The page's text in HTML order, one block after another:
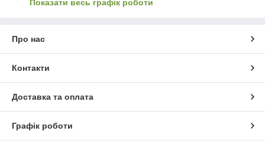
Показати весь графік роботи
Про нас
Контакти
Доставка та оплата
Графік роботи